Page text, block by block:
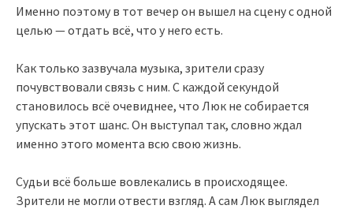
Именно поэтому в тот вечер он вышел на сцену с одной
целью — отдать всё, что у него есть.
Как только зазвучала музыка, зрители сразу
почувствовали связь с ним. С каждой секундой
становилось всё очевиднее, что Люк не собирается
упускать этот шанс. Он выступал так, словно ждал
именно этого момента всю свою жизнь.
Судьи всё больше вовлекались в происходящее.
Зрители не могли отвести взгляд. А сам Люк выглядел